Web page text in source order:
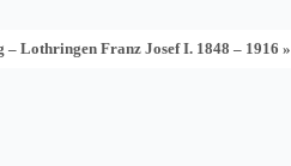
– Lothringen Franz Josef I. 1848 – 1916 »